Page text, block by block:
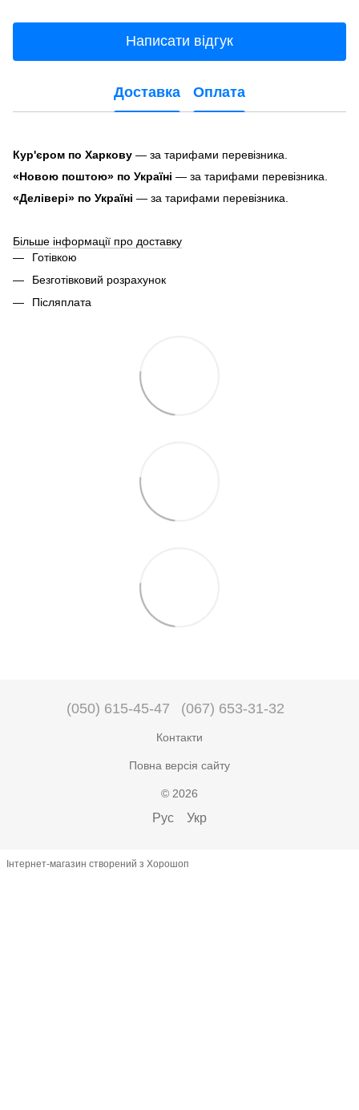
Написати відгук
Доставка Оплата
Кур'єром по Харкову — за тарифами перевізника.
«Новою поштою» по Україні — за тарифами перевізника.
«Делівері» по Україні — за тарифами перевізника.
Більше інформації про доставку
Готівкою
Безготівковий розрахунок
Післяплата
(050) 615-45-47 (067) 653-31-32
Контакти
Повна версія сайту
© 2026
Рус Укр
Інтернет-магазин створений з Хорошоп